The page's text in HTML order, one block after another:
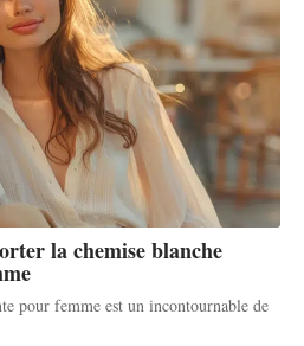
la chemise blanche
pour femme est un incontournable de